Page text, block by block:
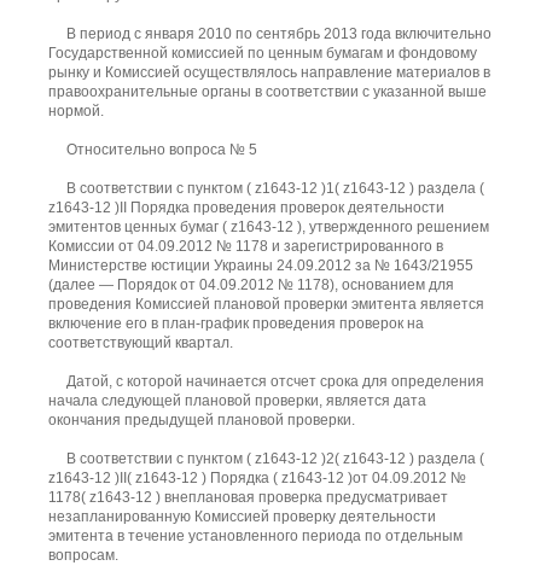
В период с января 2010 по сентябрь 2013 года включительно
Государственной комиссией по ценным бумагам и фондовому
рынку и Комиссией осуществлялось направление материалов в
правоохранительные органы в соответствии с указанной выше
нормой.
Относительно вопроса № 5
В соответствии с пунктом ( z1643-12 )1( z1643-12 ) раздела (
z1643-12 )II Порядка проведения проверок деятельности
эмитентов ценных бумаг ( z1643-12 ), утвержденного решением
Комиссии от 04.09.2012 № 1178 и зарегистрированного в
Министерстве юстиции Украины 24.09.2012 за № 1643/21955
(далее — Порядок от 04.09.2012 № 1178), основанием для
проведения Комиссией плановой проверки эмитента является
включение его в план-график проведения проверок на
соответствующий квартал.
Датой, с которой начинается отсчет срока для определения
начала следующей плановой проверки, является дата
окончания предыдущей плановой проверки.
В соответствии с пунктом ( z1643-12 )2( z1643-12 ) раздела (
z1643-12 )II( z1643-12 ) Порядка ( z1643-12 )от 04.09.2012 №
1178( z1643-12 ) внеплановая проверка предусматривает
незапланированную Комиссией проверку деятельности
эмитента в течение установленного периода по отдельным
вопросам.